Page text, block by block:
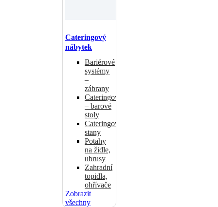
Cateringový
nábytek
Bariérové
systémy
–
zábrany
Cateringové
– barové
stoly
Cateringové
stany
Potahy
na židle,
ubrusy
Zahradní
topidla,
ohřívače
Zobrazit
všechny